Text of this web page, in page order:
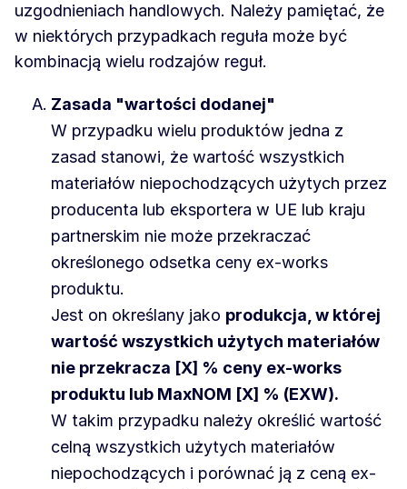
uzgodnieniach handlowych. Należy pamiętać, że
w niektórych przypadkach reguła może być
kombinacją wielu rodzajów reguł.
Zasada "wartości dodanej"
W przypadku wielu produktów jedna z
zasad stanowi, że wartość wszystkich
materiałów niepochodzących użytych przez
producenta lub eksportera w UE lub kraju
partnerskim nie może przekraczać
określonego odsetka ceny ex-works
produktu.
Jest on określany jako produkcja, w której
wartość wszystkich użytych materiałów
nie przekracza [X] % ceny ex-works
produktu lub MaxNOM [X] % (EXW).
W takim przypadku należy określić wartość
celną wszystkich użytych materiałów
niepochodzących i porównać ją z ceną ex-